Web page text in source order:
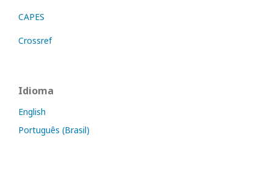
CAPES
Crossref
Idioma
English
Português (Brasil)